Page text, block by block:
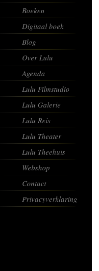
Boeken
Digitaal boek
Blog
Over Lulu
Agenda
Lulu Filmstudio
Lulu Galerie
Lulu Reis
Lulu Theater
Lulu Theehuis
Webshop
Contact
Privacyverklaring